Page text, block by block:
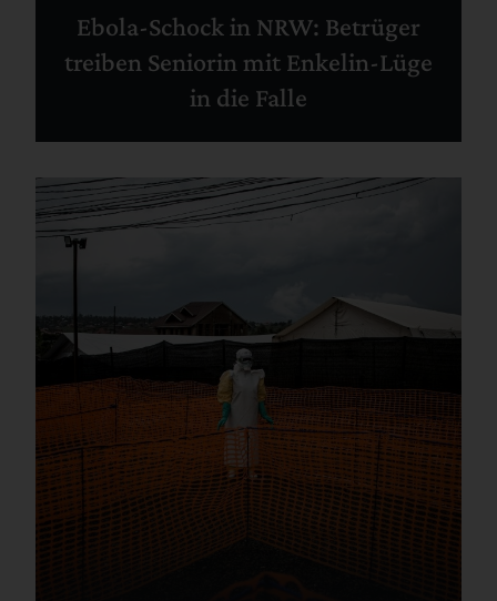
Ebola-Schock in NRW: Betrüger
treiben Seniorin mit Enkelin-Lüge
in die Falle